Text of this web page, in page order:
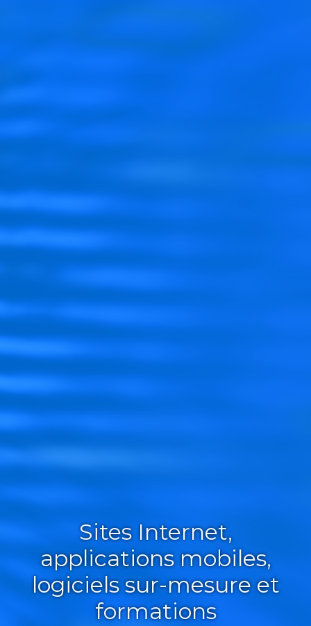
Sites Internet,
applications mobiles,
logiciels sur-mesure et
formations